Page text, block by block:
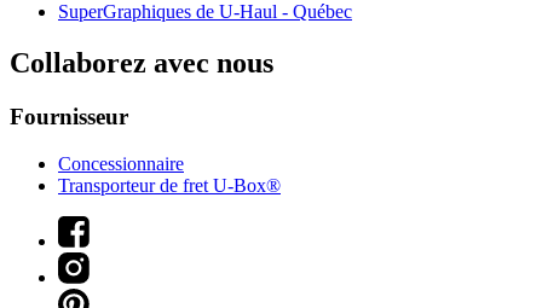
SuperGraphiques de U-Haul - Québec
Collaborez avec nous
Fournisseur
Concessionnaire
Transporteur de fret U-Box®